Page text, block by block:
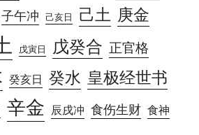
子午冲 己亥日 己土 庚金
戊寅日 戊癸合 正官格
癸亥日 癸水 皇极经世书
辛金 辰戌冲 食伤生财 食神